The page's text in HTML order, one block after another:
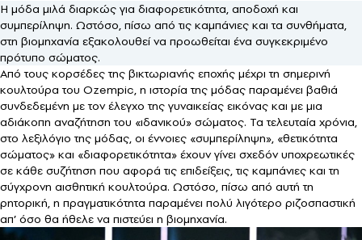
Η μόδα μιλά διαρκώς για διαφορετικότητα, αποδοχή και
συμπερίληψη. Ωστόσο, πίσω από τις καμπάνιες και τα συνθήματα,
στη βιομηχανία εξακολουθεί να προωθείται ένα συγκεκριμένο
πρότυπο σώματος.
Από τους κορσέδες της βικτωριανής εποχής μέχρι τη σημερινή
κουλτούρα του Ozempic, η ιστορία της μόδας παραμένει βαθιά
συνδεδεμένη με τον έλεγχο της γυναικείας εικόνας και με μια
αδιάκοπη αναζήτηση του «ιδανικού» σώματος. Τα τελευταία χρόνια,
στο λεξιλόγιο της μόδας, οι έννοιες «συμπερίληψη», «θετικότητα
σώματος» και «διαφορετικότητα» έχουν γίνει σχεδόν υποχρεωτικές
σε κάθε συζήτηση που αφορά τις επιδείξεις, τις καμπάνιες και τη
σύγχρονη αισθητική κουλτούρα. Ωστόσο, πίσω από αυτή τη
ρητορική, η πραγματικότητα παραμένει πολύ λιγότερο ριζοσπαστική
απ’ όσο θα ήθελε να πιστεύει η βιομηχανία.